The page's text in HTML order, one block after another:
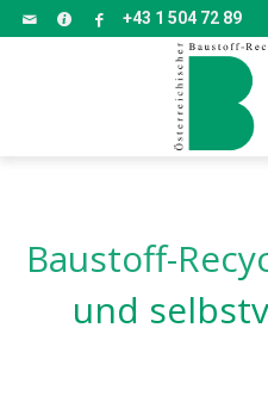
+43 1 504 72 89
Baustoff-
und